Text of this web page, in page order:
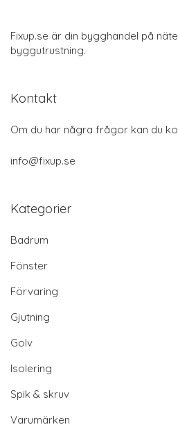
Fixup.se är din bygghandel på
byggutrustning.
Kontakt
Om du har några frågor kan du
info@fixup.se
Kategorier
Badrum
Fönster
Förvaring
Gjutning
Golv
Isolering
Spik & skruv
Varumärken